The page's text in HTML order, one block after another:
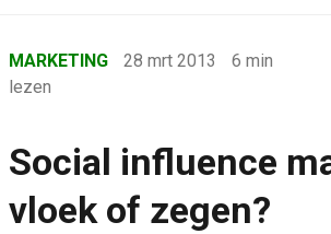
›
Marketing
›
MARKETING 28 mrt 2013
6 min
lezen
Social influence
vloek of zegen?